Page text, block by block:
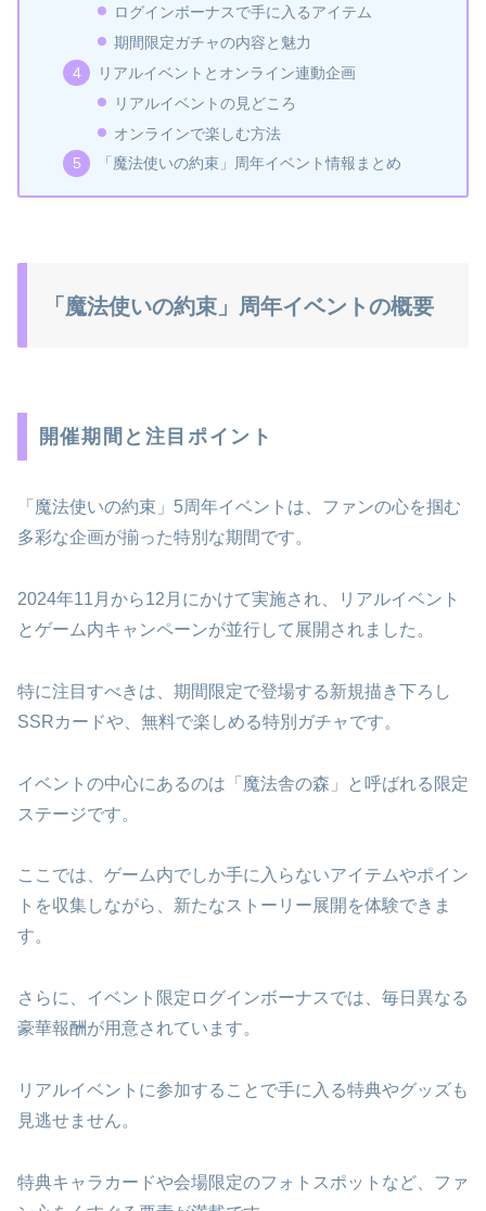
ログインボーナスで手に入るアイテム
期間限定ガチャの内容と魅力
リアルイベントとオンライン連動企画
リアルイベントの見どころ
オンラインで楽しむ方法
「魔法使いの約束」周年イベント情報まとめ
「魔法使いの約束」周年イベントの概要
開催期間と注目ポイント
「魔法使いの約束」5周年イベントは、ファンの心を掴む
多彩な企画が揃った特別な期間です。
2024年11月から12月にかけて実施され、リアルイベント
とゲーム内キャンペーンが並行して展開されました。
特に注目すべきは、期間限定で登場する新規描き下ろし
SSRカードや、無料で楽しめる特別ガチャです。
イベントの中心にあるのは「魔法舎の森」と呼ばれる限定
ステージです。
ここでは、ゲーム内でしか手に入らないアイテムやポイン
トを収集しながら、新たなストーリー展開を体験できま
す。
さらに、イベント限定ログインボーナスでは、毎日異なる
豪華報酬が用意されています。
リアルイベントに参加することで手に入る特典やグッズも
見逃せません。
特典キャラカードや会場限定のフォトスポットなど、ファ